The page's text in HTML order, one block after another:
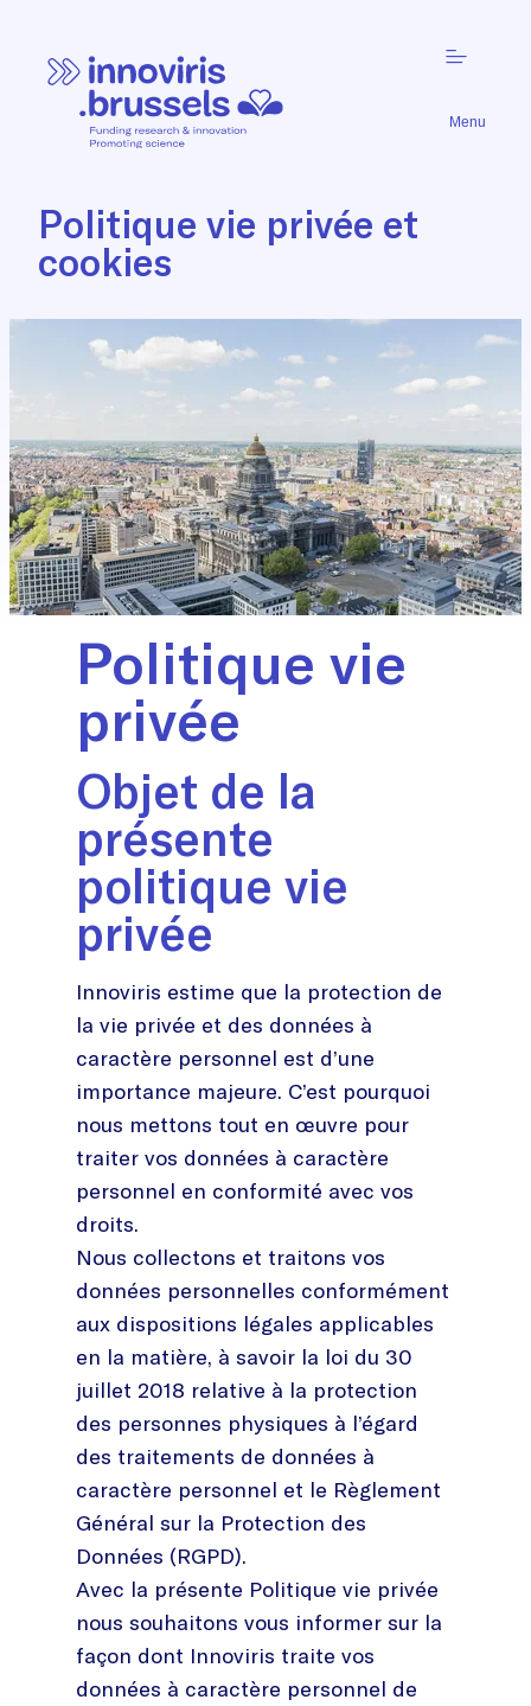
Menu
Politique vie privée et
cookies
Politique vie
privée
Objet de la
présente
politique vie
privée
Innoviris estime que la protection de
la vie privée et des données à
caractère personnel est d’une
importance majeure. C’est pourquoi
nous mettons tout en œuvre pour
traiter vos données à caractère
personnel en conformité avec vos
droits.
Nous collectons et traitons vos
données personnelles conformément
aux dispositions légales applicables
en la matière, à savoir la loi du 30
juillet 2018 relative à la protection
des personnes physiques à l’égard
des traitements de données à
caractère personnel et le Règlement
Général sur la Protection des
Données (RGPD).
Avec la présente Politique vie privée
nous souhaitons vous informer sur la
façon dont Innoviris traite vos
données à caractère personnel de